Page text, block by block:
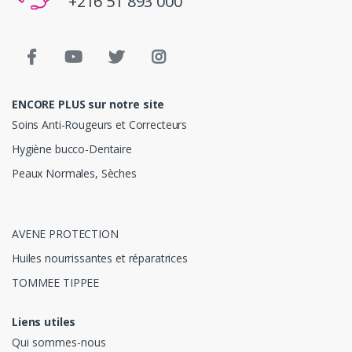
ENCORE PLUS sur notre site
Soins Anti-Rougeurs et Correcteurs
Hygiène bucco-Dentaire
Peaux Normales, Sèches
AVENE PROTECTION
Huiles nourrissantes et réparatrices
TOMMEE TIPPEE
Liens utiles
Qui sommes-nous